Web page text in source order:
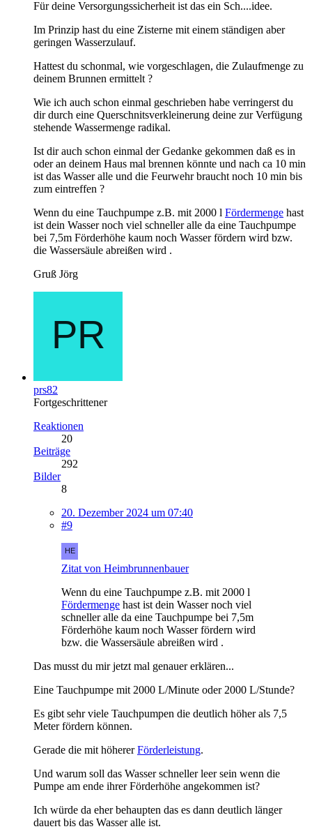
Für deine Versorgungssicherheit ist das ein Sch....idee.
Im Prinzip hast du eine Zisterne mit einem ständigen aber
geringen Wasserzulauf.
Hattest du schonmal, wie vorgeschlagen, die Zulaufmenge zu
deinem Brunnen ermittelt ?
Wie ich auch schon einmal geschrieben habe verringerst du
dir durch eine Querschnitsverkleinerung deine zur Verfügung
stehende Wassermenge radikal.
Ist dir auch schon einmal der Gedanke gekommen daß es in
oder an deinem Haus mal brennen könnte und nach ca 10 min
ist das Wasser alle und die Feurwehr braucht noch 10 min bis
zum eintreffen ?
Wenn du eine Tauchpumpe z.B. mit 2000 l Fördermenge hast
ist dein Wasser noch viel schneller alle da eine Tauchpumpe
bei 7,5m Förderhöhe kaum noch Wasser fördern wird bzw.
die Wassersäule abreißen wird .
Gruß Jörg
prs82
Fortgeschrittener
Reaktionen
20
Beiträge
292
Bilder
8
20. Dezember 2024 um 07:40
#9
Zitat von Heimbrunnenbauer
Wenn du eine Tauchpumpe z.B. mit 2000 l
Fördermenge hast ist dein Wasser noch viel
schneller alle da eine Tauchpumpe bei 7,5m
Förderhöhe kaum noch Wasser fördern wird
bzw. die Wassersäule abreißen wird .
Das musst du mir jetzt mal genauer erklären...
Eine Tauchpumpe mit 2000 L/Minute oder 2000 L/Stunde?
Es gibt sehr viele Tauchpumpen die deutlich höher als 7,5
Meter fördern können.
Gerade die mit höhererFörderleistung.
Und warum soll das Wasser schneller leer sein wenn die
Pumpe am ende ihrer Förderhöhe angekommen ist?
Ich würde da eher behaupten das es dann deutlich länger
dauert bis das Wasser alle ist.